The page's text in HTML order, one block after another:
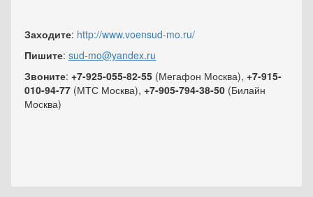
Заходите: http://www.voensud-mo.ru/
Пишите: sud-mo@yandex.ru
Звоните: +7-925-055-82-55 (Мегафон Москва), +7-915-
010-94-77 (МТС Москва), +7-905-794-38-50 (Билайн
Москва)